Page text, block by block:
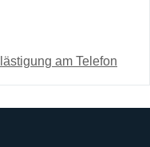
am Telefon